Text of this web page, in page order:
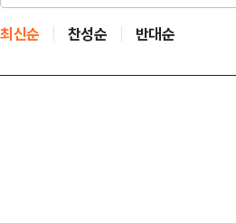
최신순 찬성순 반대순